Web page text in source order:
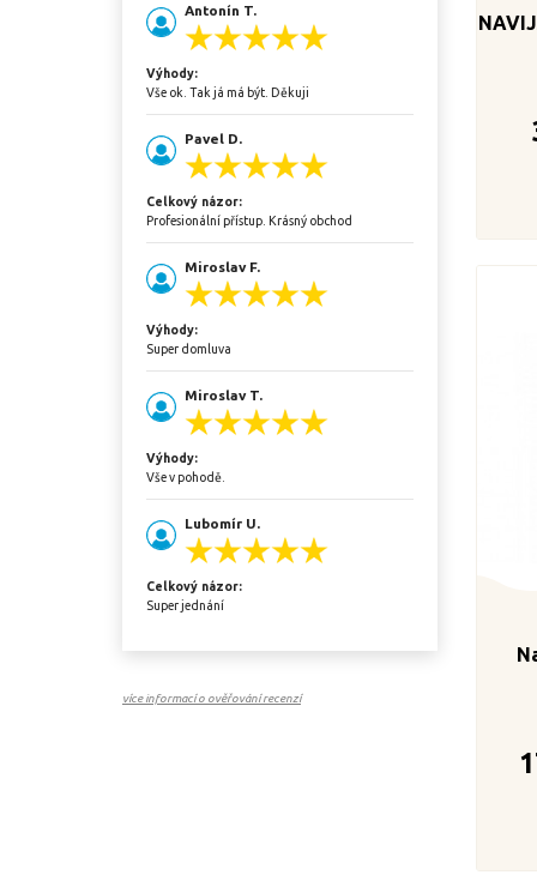
Antonín T.
Výhody:
Vše ok. Tak já má být. Děkuji
Pavel D.
Celkový názor:
Profesionální přístup. Krásný obchod
Miroslav F.
Výhody:
Super domluva
Miroslav T.
Výhody:
Vše v pohodě.
Lubomír U.
Celkový názor:
Super jednání
více informací o ověřování recenzí